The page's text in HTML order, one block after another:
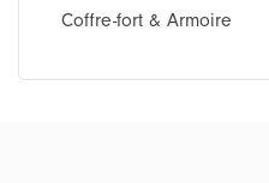
Coffre-fort & Armoire